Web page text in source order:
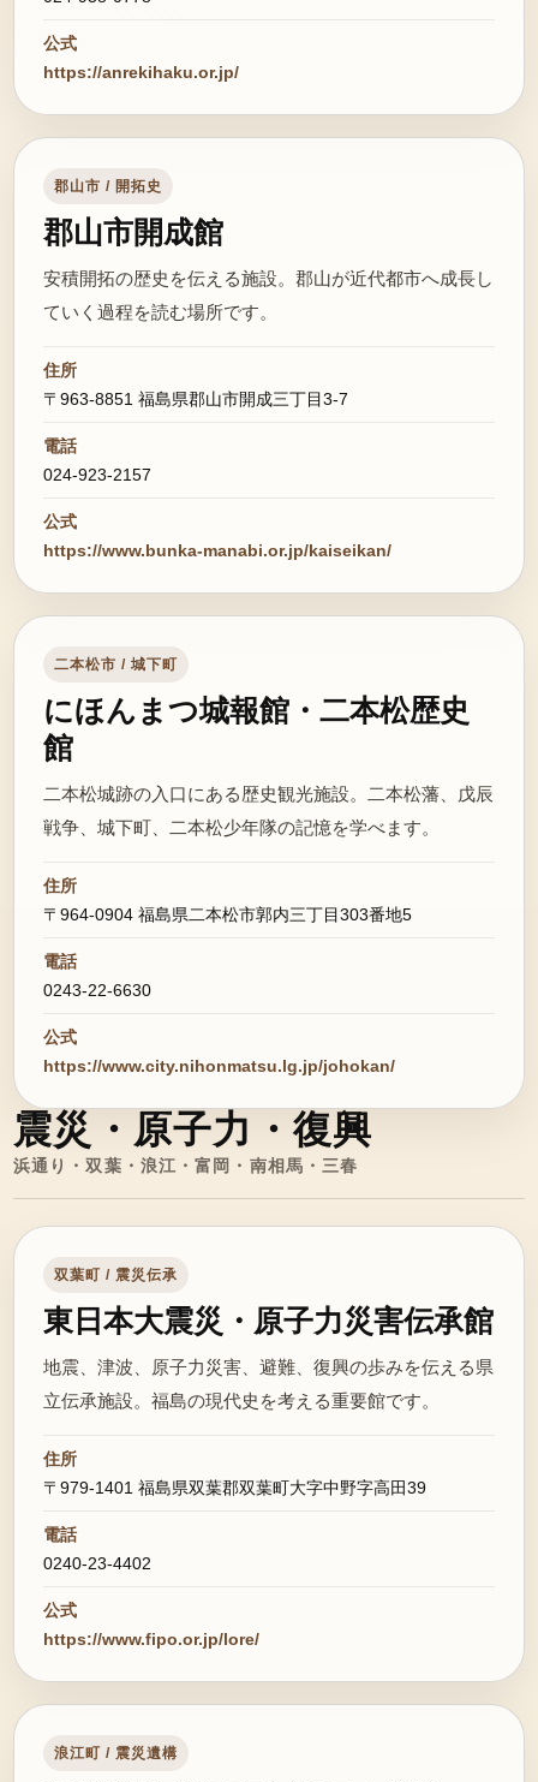
公式
https://anrekihaku.or.jp/
郡山市 / 開拓史
郡山市開成館
安積開拓の歴史を伝える施設。郡山が近代都市へ成長し
ていく過程を読む場所です。
住所
〒963-8851 福島県郡山市開成三丁目3-7
電話
024-923-2157
公式
https://www.bunka-manabi.or.jp/kaiseikan/
二本松市 / 城下町
にほんまつ城報館・二本松歴史
館
二本松城跡の入口にある歴史観光施設。二本松藩、戊辰
戦争、城下町、二本松少年隊の記憶を学べます。
住所
〒964-0904 福島県二本松市郭内三丁目303番地5
電話
0243-22-6630
公式
https://www.city.nihonmatsu.lg.jp/johokan/
震災・原子力・復興
浜通り・双葉・浪江・富岡・南相馬・三春
双葉町 / 震災伝承
東日本大震災・原子力災害伝承館
地震、津波、原子力災害、避難、復興の歩みを伝える県
立伝承施設。福島の現代史を考える重要館です。
住所
〒979-1401 福島県双葉郡双葉町大字中野字高田39
電話
0240-23-4402
公式
https://www.fipo.or.jp/lore/
浪江町 / 震災遺構